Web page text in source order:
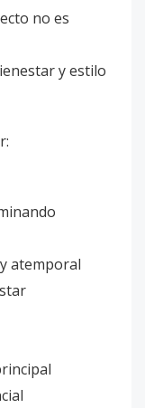
no es
y estilo
atemporal